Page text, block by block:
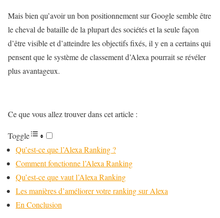
Mais bien qu’avoir un bon positionnement sur Google semble être
le cheval de bataille de la plupart des sociétés et la seule façon
d’être visible et d’atteindre les objectifs fixés, il y en a certains qui
pensent que le système de classement d’Alexa pourrait se révéler
plus avantageux.
Ce que vous allez trouver dans cet article :
Toggle
Qu’est-ce que l’Alexa Ranking ?
Comment fonctionne l’Alexa Ranking
Qu’est-ce que vaut l’Alexa Ranking
Les manières d’améliorer votre ranking sur Alexa
En Conclusion